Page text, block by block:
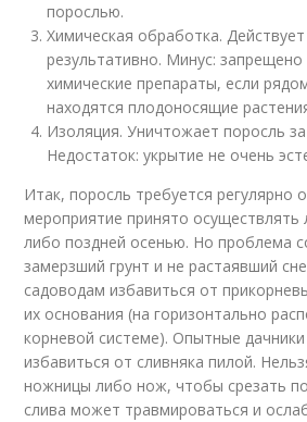
порослью.
Химическая обработка.
результативно. Минус:
химические препараты, если
находятся плодоносящие
Изоляция. Уничтожает поросль
Недостаток: укрытие не очень
Итак, поросль требуется регулярно
мероприятие принято осуществлять
либо поздней осенью. Но проблема
замерзший грунт и не растаявший
садоводам избавиться от
их основания (на горизонтально
корневой системе). Опытные
избавиться от сливняка пилой.
ножницы либо нож, чтобы срезать
слива может травмироваться и